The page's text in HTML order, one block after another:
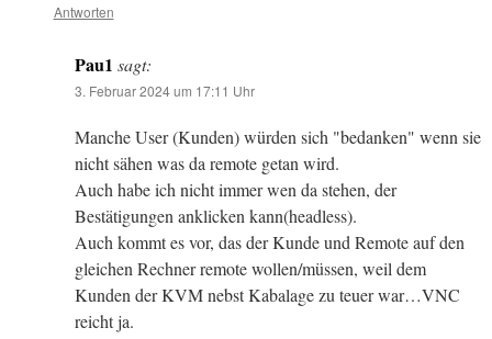
Antworten
Pau1 sagt:
3. Februar 2024 um 17:11 Uhr
Manche User (Kunden) würden sich "bedanken" wenn sie
nicht sähen was da remote getan wird.
Auch habe ich nicht immer wen da stehen, der
Bestätigungen anklicken kann(headless).
Auch kommt es vor, das der Kunde und Remote auf den
gleichen Rechner remote wollen/müssen, weil dem
Kunden der KVM nebst Kabalage zu teuer war…VNC
reicht ja.